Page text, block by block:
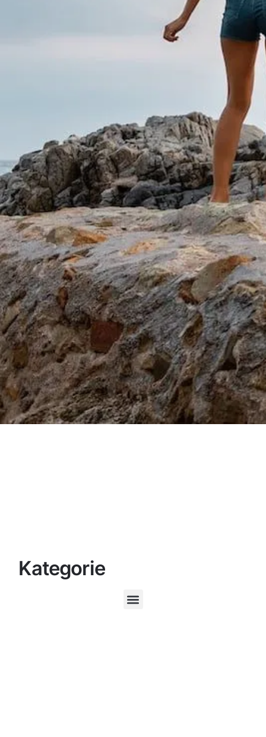
Kategorie